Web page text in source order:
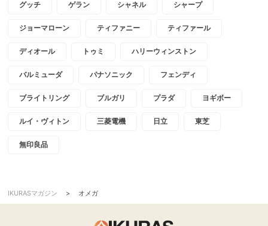
グッチ ゲラン シャネル シャープ
ジョーマローン ティファニー ティファール
ディオール トゥミ ハリーウィンストン
バルミューダ パナソニック フェンディ
ブライトリング ブルガリ プラダ ヨギボー
ルイ・ヴィトン 三菱電機 日立 東芝
無印良品
IKURASマガジン > オメガ